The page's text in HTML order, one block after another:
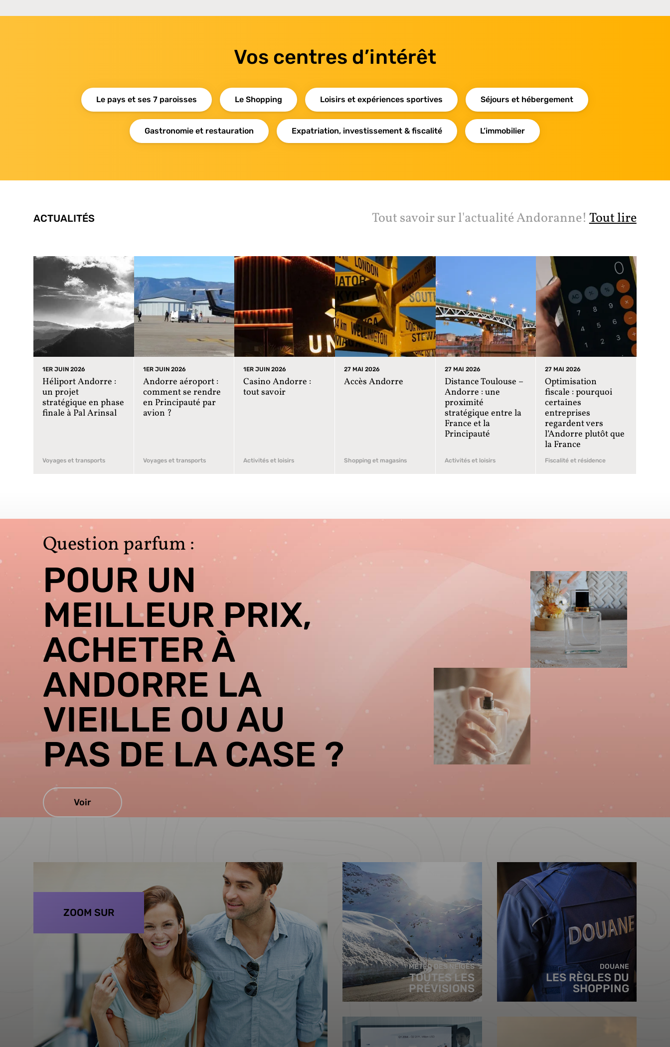
Vos centres d’intérêt
Le pays et ses 7 paroisses Le Shopping Loisirs et expériences sportives Séjours et hébergement
Gastronomie et restauration Expatriation, investissement & fiscalité L’immobilier
ACTUALITÉS Tout savoir sur l'actualité Andoranne!Tout lire
1ER JUIN 2026
Héliport Andorre :
un projet
stratégique en phase
finale à Pal Arinsal
Voyages et transports
1ER JUIN 2026
Andorre aéroport :
comment se rendre
en Principauté par
avion ?
Voyages et transports
1ER JUIN 2026
Casino Andorre :
tout savoir
Activités et loisirs
27 MAI 2026
Accès Andorre
Shopping et magasins
27 MAI 2026
Distance Toulouse –
Andorre : une
proximité
stratégique entre la
France et la
Principauté
Activités et loisirs
27 MAI 2026
Optimisation
fiscale : pourquoi
certaines
entreprises
regardent vers
l’Andorre plutôt que
la France
Fiscalité et résidence
Question parfum :
POUR UN
MEILLEUR PRIX,
ACHETER À
ANDORRE LA
VIEILLE OU AU
PAS DE LA CASE ?
Voir
ZOOM SUR
MÉTÉO DES NEIGES
TOUTES LES
PRÉVISIONS
DOUANE
LES RÈGLES DU
SHOPPING